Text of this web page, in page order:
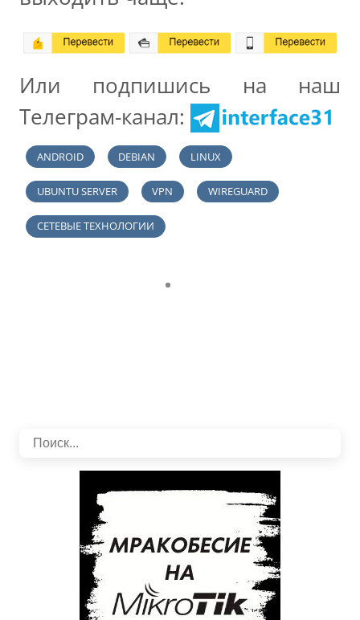
Или подпишись на наш
Телеграм-канал:
ANDROID DEBIAN LINUX
UBUNTU SERVER VPN WIREGUARD
СЕТЕВЫЕ ТЕХНОЛОГИИ